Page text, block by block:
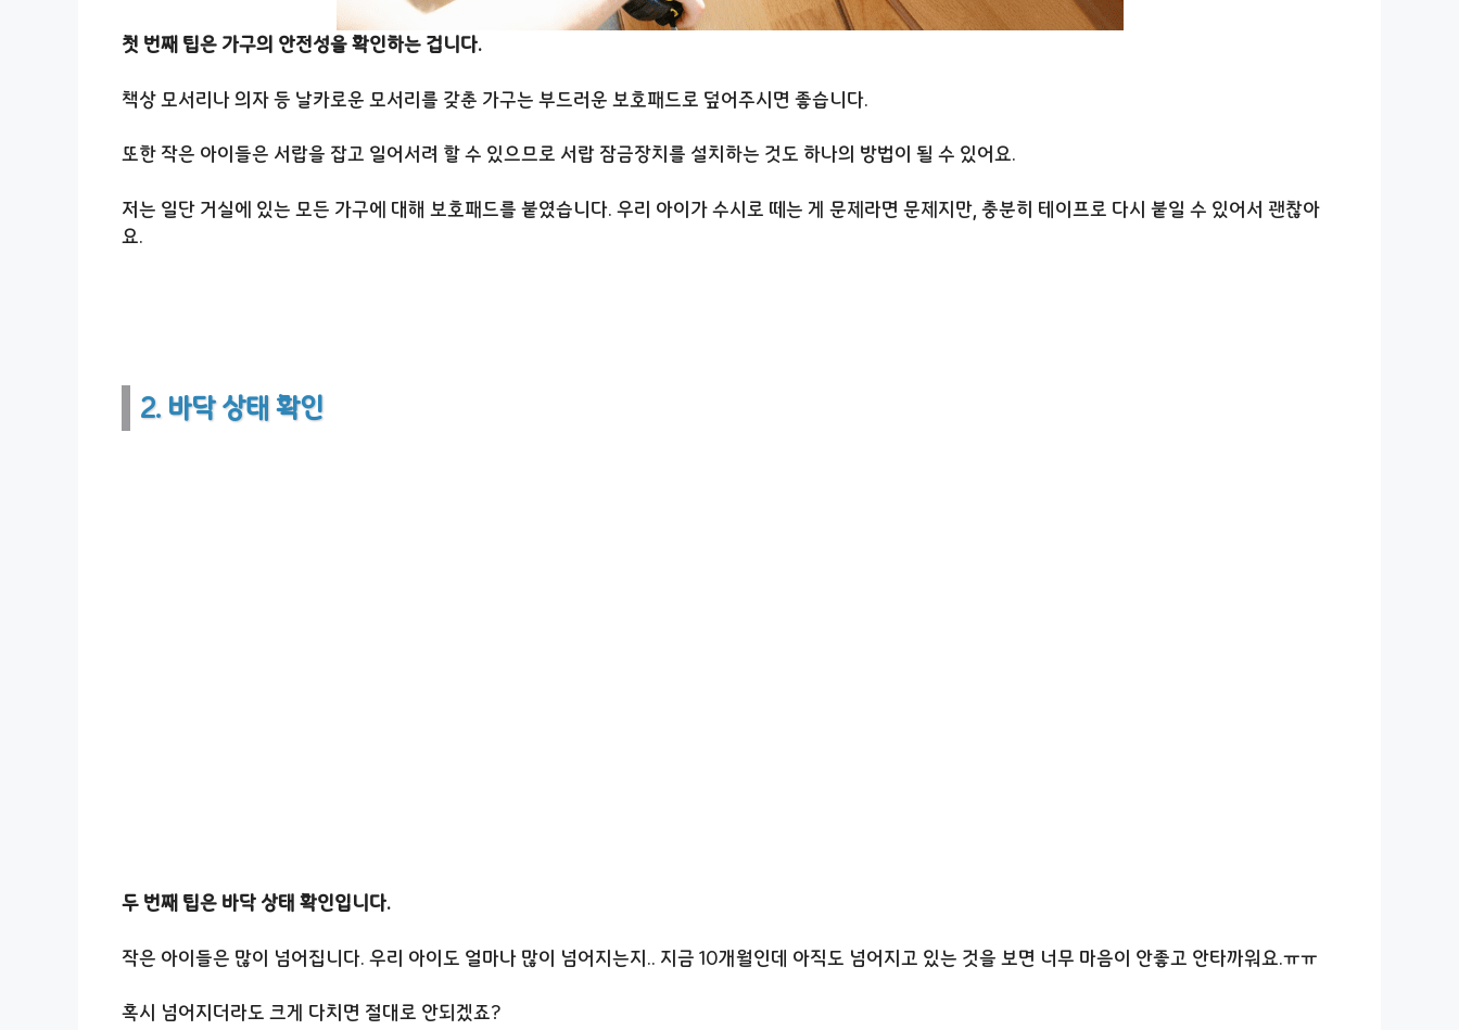
첫 번째 팁은 가구의 안전성을 확인하는 겁니다.
책상 모서리나 의자 등 날카로운 모서리를 갖춘 가구는 부드러운 보호패드로 덮어주시면 좋습니다.
또한 작은 아이들은 서랍을 잡고 일어서려 할 수 있으므로 서랍 잠금장치를 설치하는 것도 하나의 방법이 될 수 있어요.
저는 일단 거실에 있는 모든 가구에 대해 보호패드를 붙였습니다. 우리 아이가 수시로 떼는 게 문제라면 문제지만, 충분히 테이프로 다시 붙일 수 있어서 괜찮아
요.
2. 바닥 상태 확인
두 번째 팁은 바닥 상태 확인입니다.
작은 아이들은 많이 넘어집니다. 우리 아이도 얼마나 많이 넘어지는지.. 지금 10개월인데 아직도 넘어지고 있는 것을 보면 너무 마음이 안좋고 안타까워요.ㅠㅠ
혹시 넘어지더라도 크게 다치면 절대로 안되겠죠?